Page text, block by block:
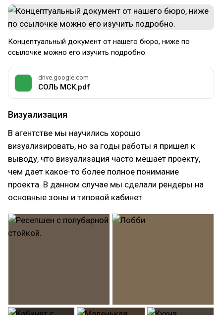
Концептуальный документ от нашего бюро, ниже по
ссылочке можно его изучить подробно.
drive.google.com
СОЛЬ МСК.pdf
Визуализация
В агентстве мы научились хорошо
визуализировать, но за годы работы я пришел к
выводу, что визуализация часто мешает проекту,
чем дает какое-то более полное понимание
проекта. В данном случае мы сделали рендеры на
основные зоны и типовой кабинет.